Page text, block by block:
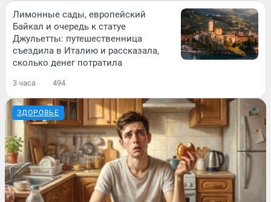
Лимонные сады, европейский
Байкал и очередь к статуе
Джульетты: путешественница
съездила в Италию и рассказала,
сколько денег потратила
3 часа 494
ЗДОРОВЬЕ